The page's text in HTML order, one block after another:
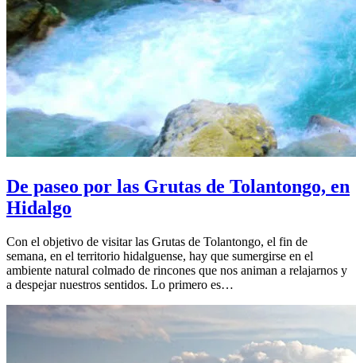
De paseo por las Grutas de Tolantongo, en
Hidalgo
Con el objetivo de visitar las Grutas de Tolantongo, el fin de
semana, en el territorio hidalguense, hay que sumergirse en el
ambiente natural colmado de rincones que nos animan a relajarnos y
a despejar nuestros sentidos. Lo primero es…